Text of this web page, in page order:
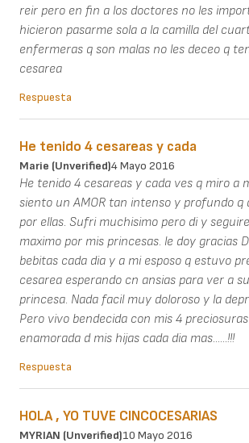
reir pero en fin a los doctores no les
hicieron pasarme sola a la camilla del
enfermeras q son malas no les deceo q
cesarea
Respuesta
He tenido 4 cesareas y cada
Marie (unverified)4 Mayo 2016
He tenido 4 cesareas y cada ves q miro a
siento un AMOR tan intenso y profundo q
por ellas. Sufri muchisimo pero di y
maximo por mis princesas. le doy gracias
bebitas cada dia y a mi esposo q estuvo
cesarea esperando cn ansias para ver a
princesa. Nada facil muy doloroso y la
Pero vivo bendecida con mis 4
enamorada d mis hijas cada dia mas......!!!
Respuesta
HOLA , YO TUVE CINCOCESARIAS
MYRIAN (unverified)10 Mayo 2016